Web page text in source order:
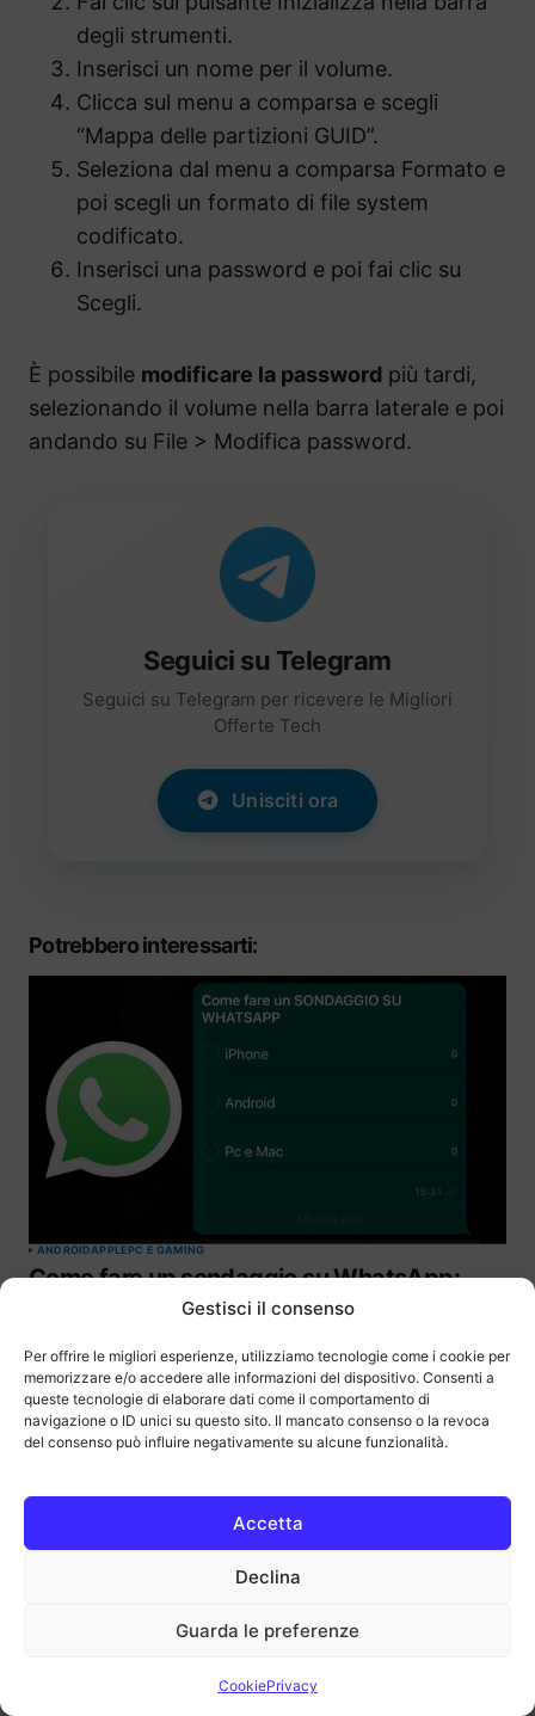
Gestisci il consenso
Per offrire le migliori esperienze, utilizziamo tecnologie come i cookie per
memorizzare e/o accedere alle informazioni del dispositivo. Consenti a
queste tecnologie di elaborare dati come il comportamento di
navigazione o ID unici su questo sito. Il mancato consenso o la revoca
del consenso può influire negativamente su alcune funzionalità.
Accetta
Declina
Guarda le preferenze
CookiePrivacy
degli strumenti.
Inserisci un nome per il volume.
Clicca sul menu a comparsa e scegli
“Mappa delle partizioni GUID”.
Seleziona dal menu a comparsa Formato e
poi scegli un formato di file system
codificato.
Inserisci una password e poi fai clic su
Scegli.
È possibile modificare la password più tardi,
selezionando il volume nella barra laterale e poi
andando su File > Modifica password.
Seguici su Telegram
Seguici su Telegram per ricevere le Migliori
Offerte Tech
Unisciti ora
Potrebbero interessarti:
ANDROIDAPPLEPC E GAMING
Come fare un sondaggio su WhatsApp:
guida passo passo